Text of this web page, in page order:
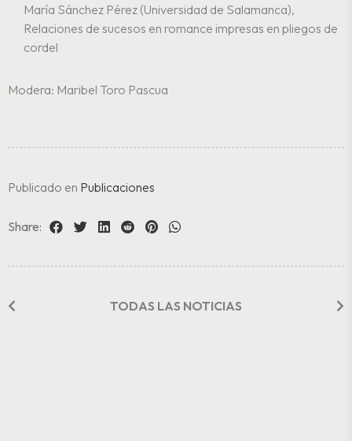
María Sánchez Pérez (Universidad de Salamanca),
Relaciones de sucesos en romance impresas en pliegos de
cordel
Modera: Maribel Toro Pascua
Publicado en Publicaciones
Share:
TODAS LAS NOTICIAS